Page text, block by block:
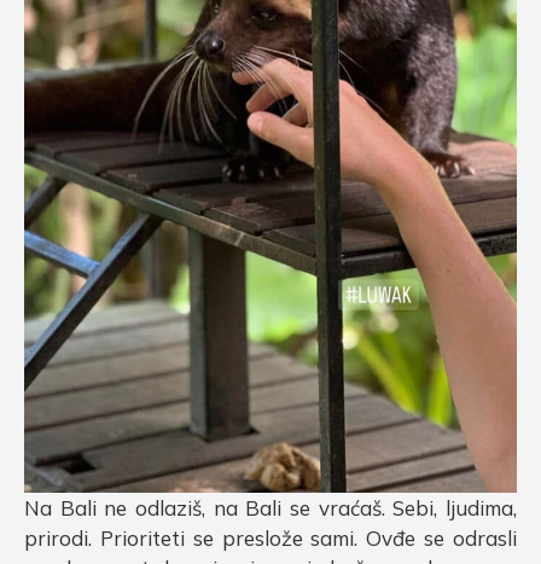
Na Bali ne odlaziš, na Bali se vraćaš. Sebi, ljudima,
prirodi. Prioriteti se preslože sami. Ovđe se odrasli